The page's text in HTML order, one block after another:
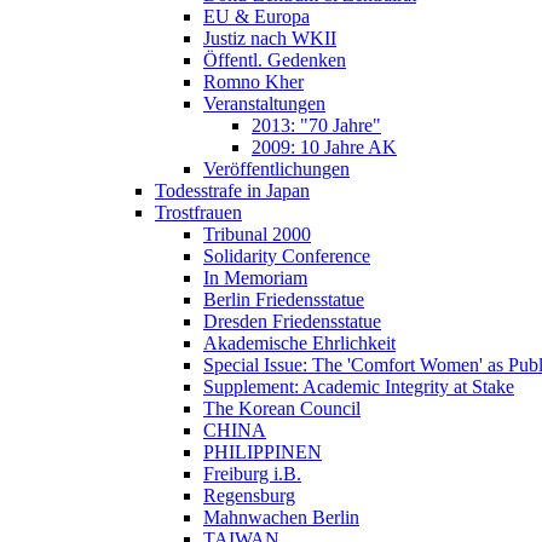
EU & Europa
Justiz nach WKII
Öffentl. Gedenken
Romno Kher
Veranstaltungen
2013: "70 Jahre"
2009: 10 Jahre AK
Veröffentlichungen
Todesstrafe in Japan
Trostfrauen
Tribunal 2000
Solidarity Conference
In Memoriam
Berlin Friedensstatue
Dresden Friedensstatue
Akademische Ehrlichkeit
Special Issue: The 'Comfort Women' as
Supplement: Academic Integrity at Stake
The Korean Council
CHINA
PHILIPPINEN
Freiburg i.B.
Regensburg
Mahnwachen Berlin